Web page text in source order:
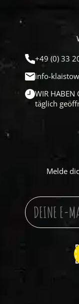
+49 (0) 33
info-
WIR HABEN
täglich
Melde